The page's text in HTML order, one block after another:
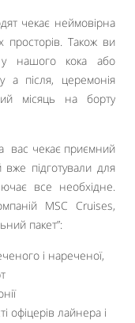
чекає неймовірна
просторів. Також ви
у нашого кока або
а після, церемонія
місяць на борту
вас чекає приємний
вже підготували для
все необхідне.
MSC Cruises,
пакет”:
і нареченої,
офіцерів лайнера і